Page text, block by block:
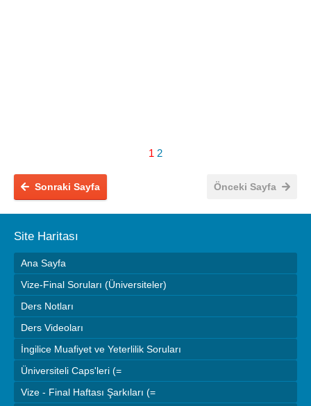
1 2
Önceki Sayfa
Sonraki Sayfa
Site Haritası
Ana Sayfa
Vize-Final Soruları (Üniversiteler)
Ders Notları
Ders Videoları
İngilice Muafiyet ve Yeterlilik Soruları
Üniversiteli Caps'leri (=
Vize - Final Haftası Şarkıları (=